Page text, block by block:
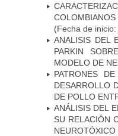
(Fecha de
ANALISIS DEL
PARKIN
MODELO DE
PATRONES
DESARROLLO
DE POLLO
ANÁLISIS DEL
SU RELACIÓN
NEUROTÓXICO